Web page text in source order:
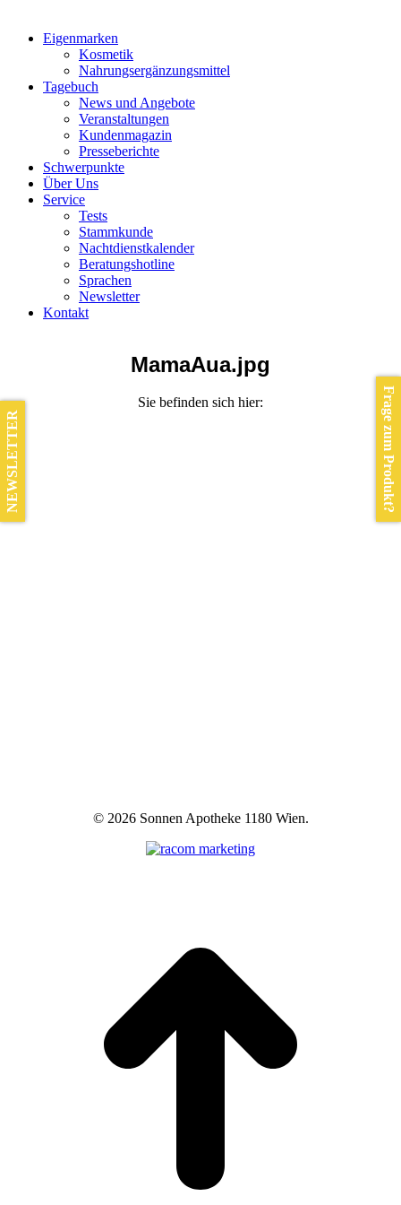
Eigenmarken
Kosmetik
Nahrungsergänzungsmittel
Tagebuch
News und Angebote
Veranstaltungen
Kundenmagazin
Presseberichte
Schwerpunkte
Über Uns
Service
Tests
Stammkunde
Nachtdienstkalender
Beratungshotline
Sprachen
Newsletter
Kontakt
MamaAua.jpg
Sie befinden sich hier:
© 2026 Sonnen Apotheke 1180 Wien.
Frage zum Produkt?
NEWSLETTER